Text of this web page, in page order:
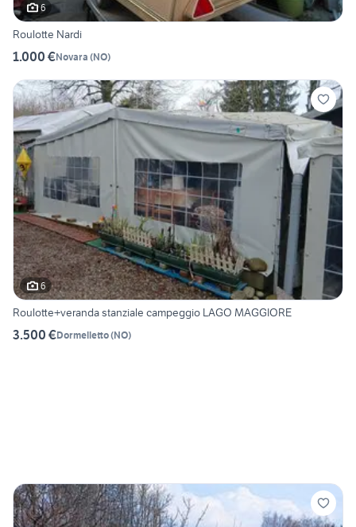
6
Roulotte Nardi
1.000 €Novara (NO)
6
Roulotte+veranda stanziale campeggio LAGO MAGGIORE
3.500 €Dormelletto(NO)